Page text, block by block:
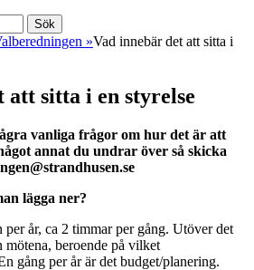
»Vad innebär det att sitta i
att sitta i en styrelse
vanliga frågor om hur det är att
annat du undrar över så skicka
lägga ner?
per år, ca 2 timmar per gång. Utöver det
mötena, beroende på vilket
gång per år är det budget/planering.